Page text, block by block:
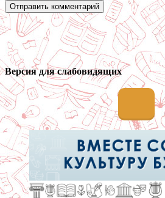
Версия для слабовидящих